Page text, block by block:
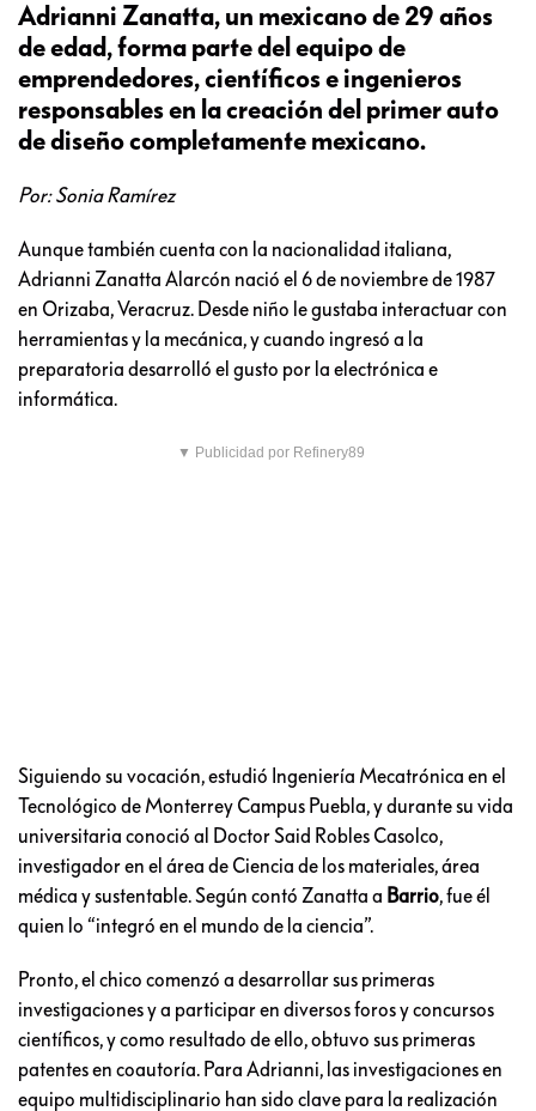
Adrianni Zanatta, un mexicano de 29 años
de edad, forma parte del equipo de
emprendedores, científicos e ingenieros
responsables en la creación del primer auto
de diseño completamente mexicano.
Por: Sonia Ramírez
Aunque también cuenta con la nacionalidad italiana,
Adrianni Zanatta Alarcón nació el 6 de noviembre de 1987
en Orizaba, Veracruz. Desde niño le gustaba interactuar con
herramientas y la mecánica, y cuando ingresó a la
preparatoria desarrolló el gusto por la electrónica e
informática.
▼ Publicidad por Refinery89
Siguiendo su vocación, estudió Ingeniería Mecatrónica en el
Tecnológico de Monterrey Campus Puebla, y durante su vida
universitaria conoció al Doctor Said Robles Casolco,
investigador en el área de Ciencia de los materiales, área
médica y sustentable. Según contó Zanatta a Barrio, fue él
quien lo “integró en el mundo de la ciencia”.
Pronto, el chico comenzó a desarrollar sus primeras
investigaciones y a participar en diversos foros y concursos
científicos, y como resultado de ello, obtuvo sus primeras
patentes en coautoría. Para Adrianni, las investigaciones en
equipo multidisciplinario han sido clave para la realización